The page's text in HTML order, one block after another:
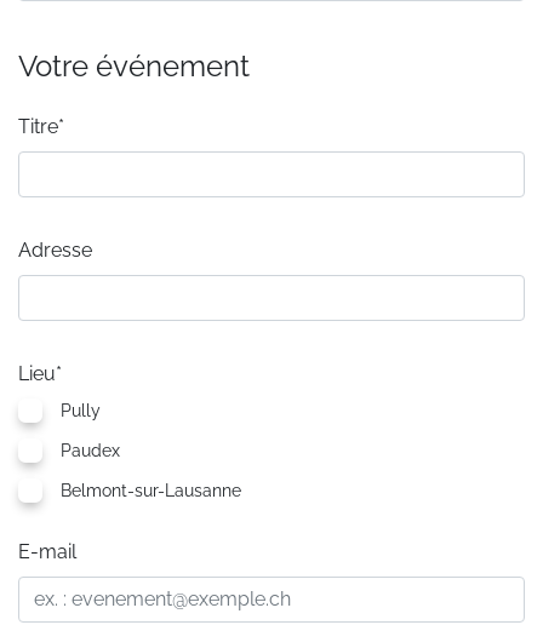
Votre événement
Titre*
Adresse
Lieu*
Pully
Paudex
Belmont-sur-Lausanne
E-mail